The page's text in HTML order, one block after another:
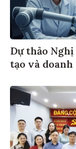
Dự thảo
tạo và